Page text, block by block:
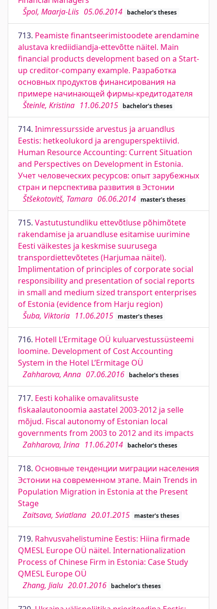
Špol, Maarja-Liis 05.06.2014 bachelor's theses
713. Peamiste finantseerimistoodete arendamine
alustava krediidiandja-ettevõtte näitel. Main
financial products development based on a Start-
up creditor-company example. Разработка
основных продуктов финансирования на
примере начинающей фирмы-кредитодателя
Šteinle, Kristina 11.06.2015 bachelor's theses
714. Inimressursside arvestus ja aruandlus
Eestis: hetkeolukord ja arenguperspektiivid.
Human Resource Accounting: Current Situation
and Perspectives on Development in Estonia.
Учет человеческих ресурсов: опыт зарубежных
стран и перспектива развития в Эстонии
Štšekotovitš, Tamara 06.06.2014 master's theses
715. Vastutustundliku ettevõtluse põhimõtete
rakendamise ja aruandluse esitamise uurimine
Eesti väikestes ja keskmise suurusega
transpordiettevõtetes (Harjumaa näitel).
Implimentation of principles of corporate social
responsibility and presentation of social reports
in small and medium sized transport enterprises
of Estonia (evidence from Harju region)
Šuba, Viktoria 11.06.2015 master's theses
716. Hotell L’Ermitage OÜ kuluarvestussüsteemi
loomine. Development of Cost Accounting
System in the Hotel L’Ermitage OÜ
Zahharova, Anna 07.06.2016 bachelor's theses
717. Eesti kohalike omavalitsuste
fiskaalautonoomia aastatel 2003-2012 ja selle
mõjud. Fiscal autonomy of Estonian local
governments from 2003 to 2012 and its impacts
Zahharova, Irina 11.06.2014 bachelor's theses
718. Основные тенденции миграции населения
Эстонии на современном этапе. Main Trends in
Population Migration in Estonia at the Present
Stage
Zaitsava, Sviatlana 20.01.2015 master's theses
719. Rahvusvahelistumine Eestis: Hiina firmade
QMESL Europe OÜ näitel. Internationalization
Process of Chinese Firm in Estonia: Case Study
QMESL Europe OÜ
Zhang, Jialu 20.01.2016 bachelor's theses